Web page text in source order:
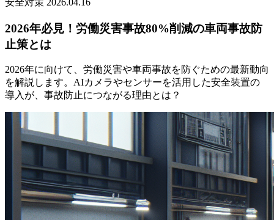
安全対策 2026.04.16
2026年必見！労働災害事故80%削減の車両事故防
止策とは
2026年に向けて、労働災害や車両事故を防ぐための最新動向
を解説します。AIカメラやセンサーを活用した安全装置の
導入が、事故防止につながる理由とは？